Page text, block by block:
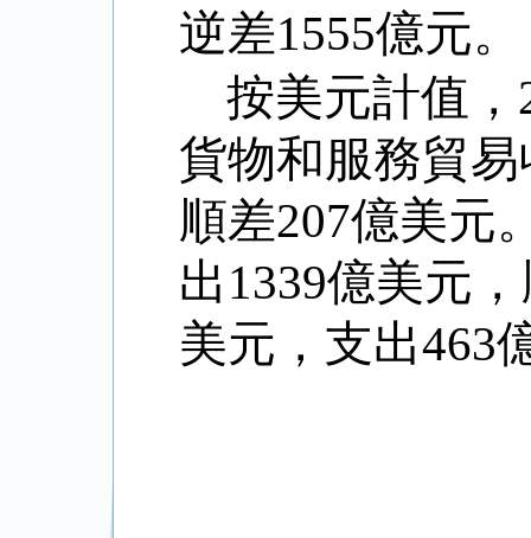
逆差1555億元。
按美元計值，
貨物和服務貿
順差207億美元
出1339億美元
美元，支出463